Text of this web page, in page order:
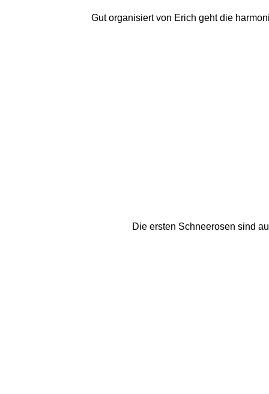
Gut organisiert von Erich geht die
Die ersten Schneerosen sind